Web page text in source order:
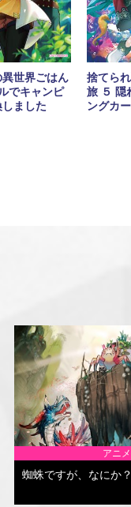
世界ごはん
でキャンピ
ました
捨てら
旅 ５ 隠
ングカ
アニ
蜘蛛ですが、なにか？